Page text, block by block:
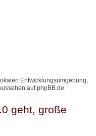
Entwicklungsumgebung,
auf phpBB.de.
geht, große